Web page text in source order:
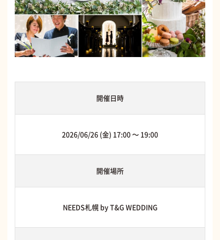
開催日時
2026/06/26 (金) 17:00 〜 19:00
開催場所
NEEDS札幌 by T&G WEDDING